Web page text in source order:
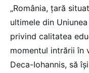
„România, țară
ultimele din
privind calitatea
momentul intrării în
Deca-Iohannis, să